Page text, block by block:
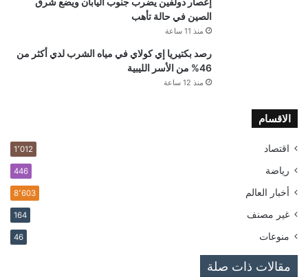
الصين في حالة تأهب
منذ 11 ساعة
رصد بكتيريا إي كولاي في مياه الشرب لدي أكثر من
46% من الأسر الليبية
منذ 12 ساعة
الاقسام
اقتصاد 1٬012
رياضة 446
أخبار العالم 8٬603
غير مصنف 164
منوعات 46
مقالات ذات صلة